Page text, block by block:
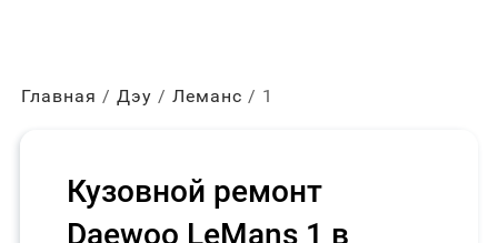
Главная Дэу Леманс 1
Кузовной ремонт
Daewoo LeMans 1 в